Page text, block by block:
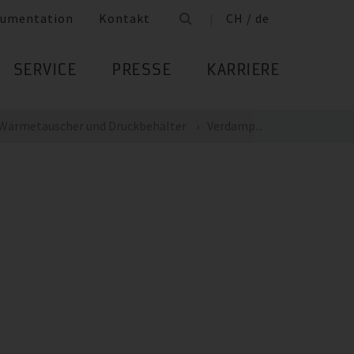
Kontakt CH / de
SERVICE PRESSE KARRIERE